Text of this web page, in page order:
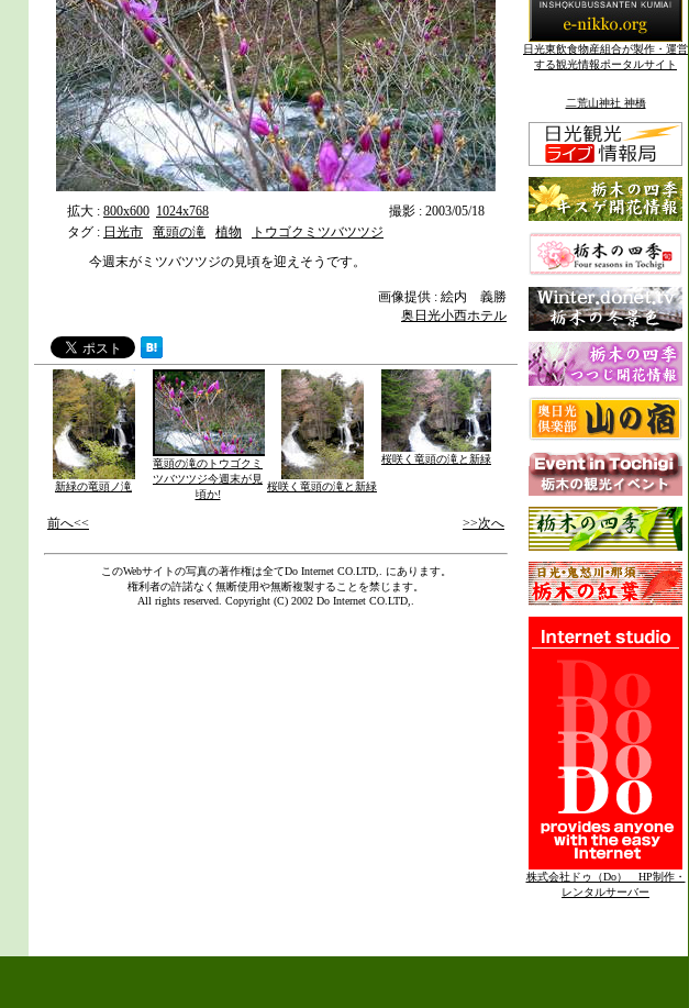
拡大 : 800x600 1024x768
撮影 : 2003/05/18
タグ : 日光市 竜頭の滝 植物
トウゴクミツバツツジ
今週末がミツバツツジの見頃を迎えそうです。
画像提供 : 絵内 義勝
奥日光小西ホテル
新緑の竜頭ノ滝
竜頭の滝のトウゴクミ
ツバツツジ今週末が見
頃か!
桜咲く竜頭の滝と新緑
桜咲く竜頭の滝と新緑
前へ<< >>次へ
このWebサイトの写真の著作権は全てDo Internet CO.LTD,.
にあります。
権利者の許諾なく無断使用や無断複製することを禁じます。
All rights reserved. Copyright (C) 2002 Do Internet CO.LTD,.
日光東飲食物産組合が製作・運営
する観光情報ポータルサイト
二荒山神社 神橋
株式会社ドゥ（Do） HP制作・
レンタルサーバー